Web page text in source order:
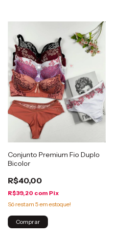
Conjunto Premium Fio Duplo
Bicolor
R$40,00
R$39,20 com Pix
Só restam 5 em estoque!
Comprar